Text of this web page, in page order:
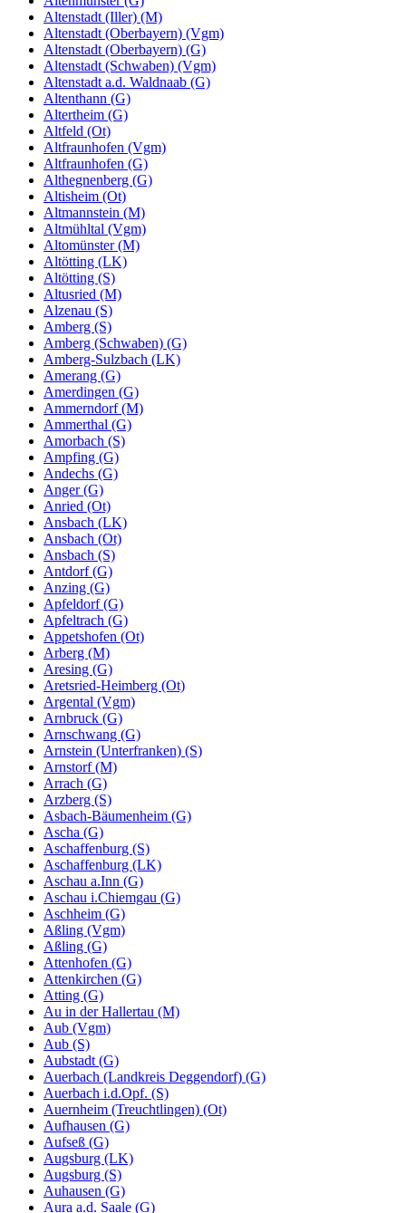
Altenstadt (Iller) (M)
Altenstadt (Oberbayern) (Vgm)
Altenstadt (Oberbayern) (G)
Altenstadt (Schwaben) (Vgm)
Altenstadt a.d. Waldnaab (G)
Altenthann (G)
Altertheim (G)
Altfeld (Ot)
Altfraunhofen (Vgm)
Altfraunhofen (G)
Althegnenberg (G)
Altisheim (Ot)
Altmannstein (M)
Altmühltal (Vgm)
Altomünster (M)
Altötting (LK)
Altötting (S)
Altusried (M)
Alzenau (S)
Amberg (S)
Amberg (Schwaben) (G)
Amberg-Sulzbach (LK)
Amerang (G)
Amerdingen (G)
Ammerndorf (M)
Ammerthal (G)
Amorbach (S)
Ampfing (G)
Andechs (G)
Anger (G)
Anried (Ot)
Ansbach (LK)
Ansbach (Ot)
Ansbach (S)
Antdorf (G)
Anzing (G)
Apfeldorf (G)
Apfeltrach (G)
Appetshofen (Ot)
Arberg (M)
Aresing (G)
Aretsried-Heimberg (Ot)
Argental (Vgm)
Arnbruck (G)
Arnschwang (G)
Arnstein (Unterfranken) (S)
Arnstorf (M)
Arrach (G)
Arzberg (S)
Asbach-Bäumenheim (G)
Ascha (G)
Aschaffenburg (S)
Aschaffenburg (LK)
Aschau a.Inn (G)
Aschau i.Chiemgau (G)
Aschheim (G)
Aßling (Vgm)
Aßling (G)
Attenhofen (G)
Attenkirchen (G)
Atting (G)
Au in der Hallertau (M)
Aub (Vgm)
Aub (S)
Aubstadt (G)
Auerbach (Landkreis Deggendorf) (G)
Auerbach i.d.Opf. (S)
Auernheim (Treuchtlingen) (Ot)
Aufhausen (G)
Aufseß (G)
Augsburg (LK)
Augsburg (S)
Auhausen (G)
Aura a.d. Saale (G)